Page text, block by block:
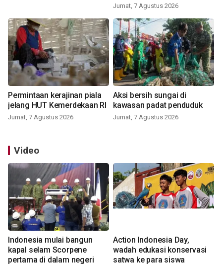
Jumat, 7 Agustus 2026
Permintaan kerajinan piala
jelang HUT Kemerdekaan RI
Jumat, 7 Agustus 2026
Aksi bersih sungai di
kawasan padat penduduk
Jumat, 7 Agustus 2026
Video
Indonesia mulai bangun
kapal selam Scorpene
pertama di dalam negeri
Action Indonesia Day,
wadah edukasi konservasi
satwa ke para siswa